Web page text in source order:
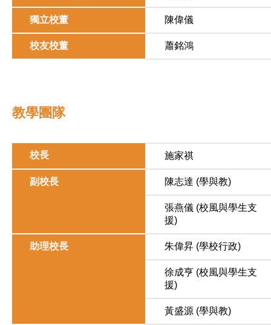
獨立校董 陳偉儀
校友校董 蕭銘鴻
教學團隊
校長 施家祺
副校長 陳志達 (學與教)
張燕儀 (校風與學生支
援)
助理校長 朱偉昇 (學校行政)
徐成亨 (校風與學生支
援)
黃盛源 (學與教)